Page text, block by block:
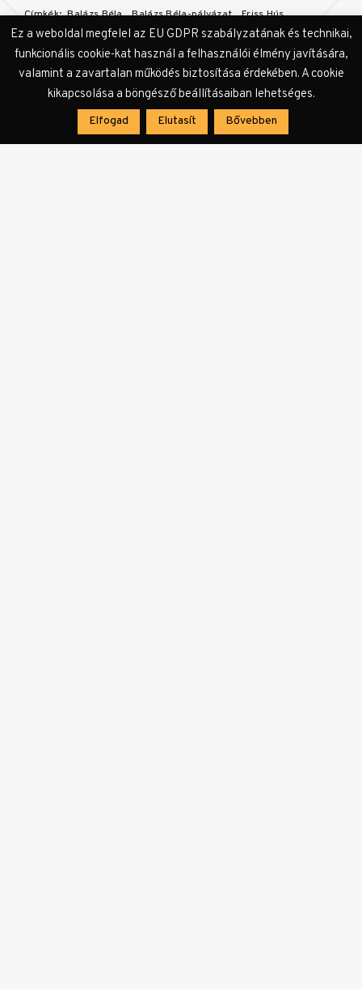
Címkék: Balázs Béla Balázs Béla-pályázat
Friss Hús
pályázat
rövidfilm
Ez a weboldal megfelel az EU GDPR szabályzatának és technikai,
funkcionális cookie-kat használ a felhasználói élmény javítására,
valamint a zavartalan működés biztosítása érdekében. A cookie
kikapcsolása a böngésző beállításaiban lehetséges.
Elfogad Elutasít Bővebben